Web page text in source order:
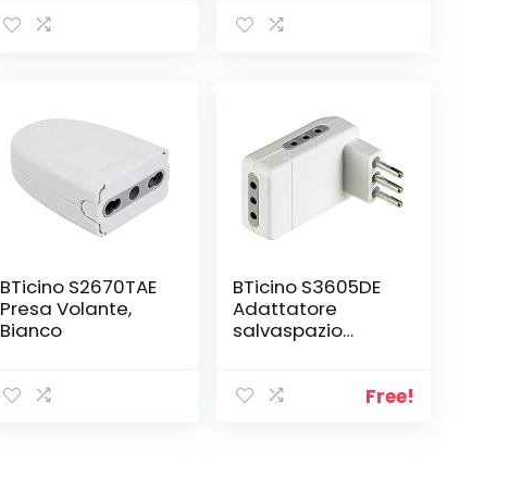
BTicino S2670TAE
Presa Volante,
Bianco
BTicino S3605DE
Adattatore
salvaspazio
Bianco
Free!